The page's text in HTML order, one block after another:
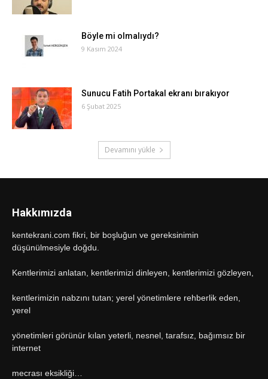
Böyle mi olmalıydı?
9 Kasım 2024
Sunucu Fatih Portakal ekranı bırakıyor
6 Şubat 2025
Devamını yükle
Hakkımızda
kentekrani.com fikri, bir boşluğun ve gereksinimin
düşünülmesiyle doğdu.
Kentlerimizi anlatan, kentlerimizi dinleyen, kentlerimizi gözleyen,
kentlerimizin nabzını tutan; yerel yönetimlere rehberlik eden,
yerel
yönetimleri görünür kılan yeterli, nesnel, tarafsız, bağımsız bir
internet
mecrası eksikliği…